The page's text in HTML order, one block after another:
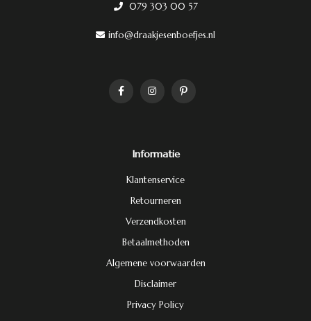
079 303 00 57
info@draakjesenboefjes.nl
Informatie
Klantenservice
Retourneren
Verzendkosten
Betaalmethoden
Algemene voorwaarden
Disclaimer
Privacy Policy